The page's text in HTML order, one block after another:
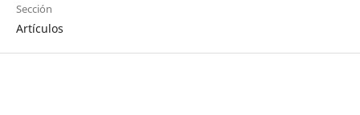
Sección
Artículos